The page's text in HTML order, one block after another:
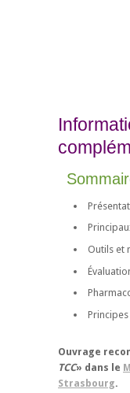
Outils et
Ouvrage
TCC» dans le
Strasbourg.